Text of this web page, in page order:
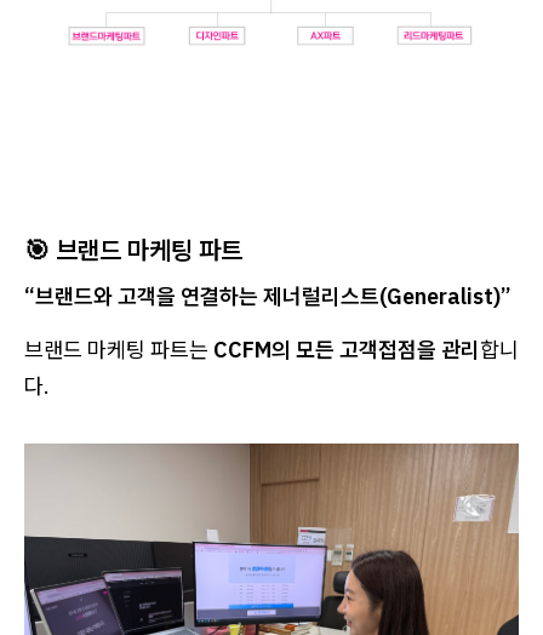
🎯 브랜드 마케팅 파트
“브랜드와 고객을 연결하는 제너럴리스트(Generalist)”
브랜드 마케팅 파트는 CCFM의 모든 고객접점을 관리합니
다.